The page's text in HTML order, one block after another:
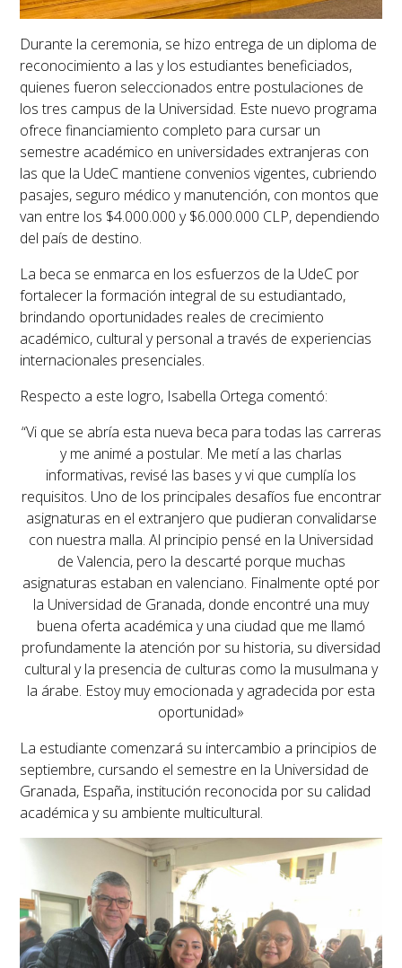
Durante la ceremonia, se hizo entrega de un diploma de
reconocimiento a las y los estudiantes beneficiados,
quienes fueron seleccionados entre postulaciones de
los tres campus de la Universidad. Este nuevo programa
ofrece financiamiento completo para cursar un
semestre académico en universidades extranjeras con
las que la UdeC mantiene convenios vigentes, cubriendo
pasajes, seguro médico y manutención, con montos que
van entre los $4.000.000 y $6.000.000 CLP, dependiendo
del país de destino.
La beca se enmarca en los esfuerzos de la UdeC por
fortalecer la formación integral de su estudiantado,
brindando oportunidades reales de crecimiento
académico, cultural y personal a través de experiencias
internacionales presenciales.
Respecto a este logro, Isabella Ortega comentó:
“Vi que se abría esta nueva beca para todas las carreras
y me animé a postular. Me metí a las charlas
informativas, revisé las bases y vi que cumplía los
requisitos. Uno de los principales desafíos fue encontrar
asignaturas en el extranjero que pudieran convalidarse
con nuestra malla. Al principio pensé en la Universidad
de Valencia, pero la descarté porque muchas
asignaturas estaban en valenciano. Finalmente opté por
la Universidad de Granada, donde encontré una muy
buena oferta académica y una ciudad que me llamó
profundamente la atención por su historia, su diversidad
cultural y la presencia de culturas como la musulmana y
la árabe. Estoy muy emocionada y agradecida por esta
oportunidad»
La estudiante comenzará su intercambio a principios de
septiembre, cursando el semestre en la Universidad de
Granada, España, institución reconocida por su calidad
académica y su ambiente multicultural.